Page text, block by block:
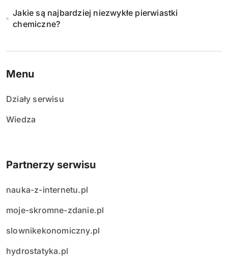
Jakie są najbardziej niezwykłe pierwiastki
chemiczne?
Menu
Działy serwisu
Wiedza
Partnerzy serwisu
nauka-z-internetu.pl
moje-skromne-zdanie.pl
slownikekonomiczny.pl
hydrostatyka.pl